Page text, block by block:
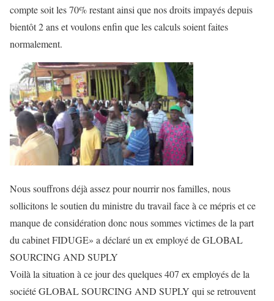
compte soit les 70% restant ainsi que nos droits impayés depuis
bientôt 2 ans et voulons enfin que les calculs soient faites
normalement.
Nous souffrons déjà assez pour nourrir nos familles, nous
sollicitons le soutien du ministre du travail face à ce mépris et ce
manque de considération donc nous sommes victimes de la part
du cabinet FIDUGE» a déclaré un ex employé de GLOBAL
SOURCING AND SUPLY
Voilà la situation à ce jour des quelques 407 ex employés de la
société GLOBAL SOURCING AND SUPLY qui se retrouvent